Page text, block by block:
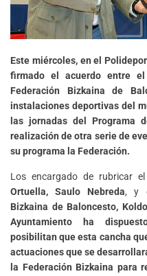
Este miércoles, en el
firmado el acuerdo entre
Federación Bizkaina de
instalaciones deportivas del
las jornadas del Programa
realización de otra serie de
su programa la Federación.
Los encargado de rubricar
Ortuella, Saulo Nebreda, y
Bizkaina de Baloncesto,
Ayuntamiento ha
posibilitan que esta cancha
actuaciones que se
la Federación Bizkaina para